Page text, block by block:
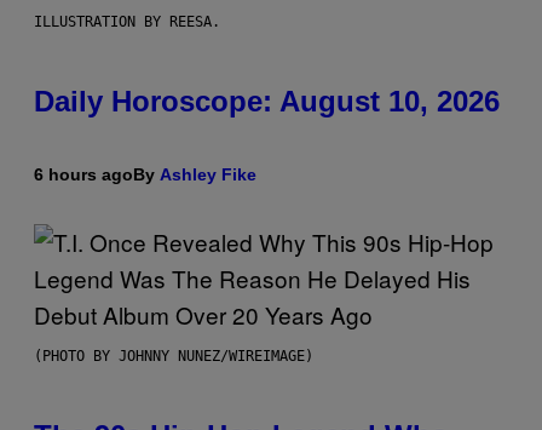
ILLUSTRATION BY REESA.
Daily Horoscope: August 10, 2026
6 hours agoBy Ashley Fike
(PHOTO BY JOHNNY NUNEZ/WIREIMAGE)